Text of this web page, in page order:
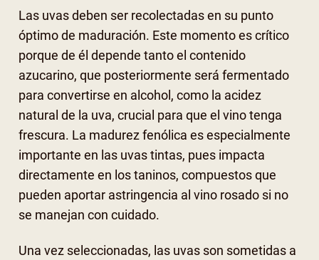
Las uvas deben ser recolectadas en su punto
óptimo de maduración. Este momento es crítico
porque de él depende tanto el contenido
azucarino, que posteriormente será fermentado
para convertirse en alcohol, como la acidez
natural de la uva, crucial para que el vino tenga
frescura. La madurez fenólica es especialmente
importante en las uvas tintas, pues impacta
directamente en los taninos, compuestos que
pueden aportar astringencia al vino rosado si no
se manejan con cuidado.
Una vez seleccionadas, las uvas son sometidas a